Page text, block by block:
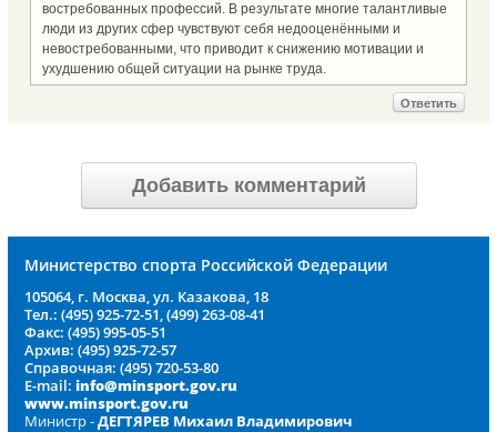
востребованных профессий. В результате многие талантливые
люди из других сфер чувствуют себя недооценёнными и
невостребованными, что приводит к снижению мотивации и
ухудшению общей ситуации на рынке труда.
Ответить
Добавить комментарий
Министерство спорта Российской Федерации
105064, г. Москва, ул. Казакова, 18
Тел.: (495) 925-72-51, (499) 263-08-41
Факс: (495) 995-05-51
Архив: (495) 925-72-57
Справочная: (495) 720-53-80
E-mail: info@minsport.gov.ru
www.minsport.gov.ru
Министр -ДЕГТЯРЕВ Михаил Владимирович